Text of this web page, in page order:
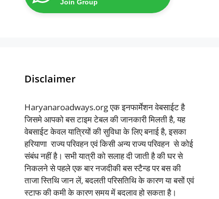
Join Group
Disclaimer
Haryanaroadways.org एक इनफार्मेशन वेबसाईट है
जिसमे आपको बस टाइम टेबल की जानकारी मिलती है, यह
वेबसाईट केवल यात्रियों की सुविधा के लिए बनाई है, इसका
हरियाणा राज्य परिवहन एवं किसी अन्य राज्य परिवहन से कोई
संबंध नहीं है। सभी यात्री को सलाह दी जाती है की घर से
निकलने से पहले एक बार नजदीकी बस स्टैन्ड पर बस की
ताजा स्तिथि जान लें, बदलती परिसतिथि के कारण या बसों एवं
स्टाफ की कमी के कारण समय में बदलाव हो सकता है।